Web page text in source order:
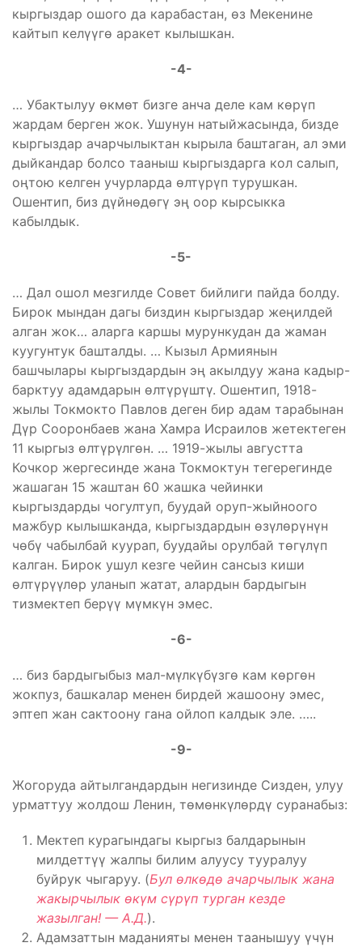
кыргыздар ошого да карабастан, өз Мекенине
кайтып келүүгө аракет кылышкан.
-4-
… Убактылуу өкмөт бизге анча деле кам көрүп
жардам берген жок. Ушунун натыйжасында, бизде
кыргыздар ачарчылыктан кырыла баштаган, ал эми
дыйкандар болсо тааныш кыргыздарга кол салып,
оңтою келген учурларда өлтүрүп турушкан.
Ошентип, биз дүйнөдөгү эң оор кырсыкка
кабылдык.
-5-
… Дал ошол мезгилде Совет бийлиги пайда болду.
Бирок мындан дагы биздин кыргыздар жеңилдей
алган жок… аларга каршы мурункудан да жаман
куугунтук башталды. … Кызыл Армиянын
башчылары кыргыздардын эң акылдуу жана кадыр-
барктуу адамдарын өлтүрүштү. Ошентип, 1918-
жылы Токмокто Павлов деген бир адам тарабынан
Дүр Сооронбаев жана Хамра Исраилов жетектеген
11 кыргыз өлтүрүлгөн. … 1919-жылы августта
Кочкор жергесинде жана Токмоктун тегерегинде
жашаган 15 жаштан 60 жашка чейинки
кыргыздарды чогултуп, буудай оруп-жыйноого
мажбур кылышканда, кыргыздардын өзүлөрүнүн
чөбү чабылбай куурап, буудайы орулбай төгүлүп
калган. Бирок ушул кезге чейин сансыз киши
өлтүрүүлөр уланып жатат, алардын бардыгын
тизмектеп берүү мүмкүн эмес.
-6-
… биз бардыгыбыз мал-мүлкүбүзгө кам көргөн
жокпуз, башкалар менен бирдей жашоону эмес,
эптеп жан сактоону гана ойлоп калдык эле. …..
-9-
Жогоруда айтылгандардын негизинде Сизден, улуу
урматтуу жолдош Ленин, төмөнкүлөрдү суранабыз:
Мектеп курагындагы кыргыз балдарынын
милдеттүү жалпы билим алуусу тууралуу
буйрук чыгаруу. (Бул өлкөдө ачарчылык жана
жакырчылык өкүм сүрүп турган кезде
жазылган! — А.Д.).
Адамзаттын маданияты менен таанышуу үчүн